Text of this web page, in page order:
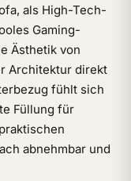
als High-Tech-
Gaming-
Ästhetik von
Architektur direkt
fühlt sich
Füllung für
abnehmbar und